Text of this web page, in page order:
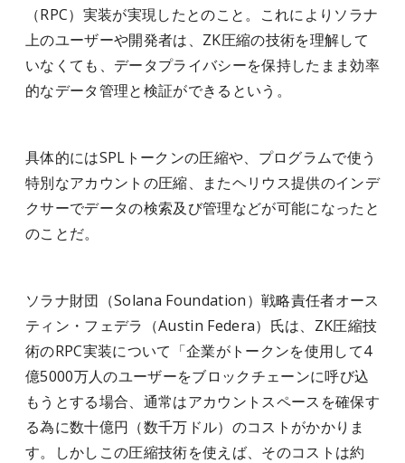
（RPC）実装が実現したとのこと。これによりソラナ
上のユーザーや開発者は、ZK圧縮の技術を理解して
いなくても、データプライバシーを保持したまま効率
的なデータ管理と検証ができるという。
具体的にはSPLトークンの圧縮や、プログラムで使う
特別なアカウントの圧縮、またヘリウス提供のインデ
クサーでデータの検索及び管理などが可能になったと
のことだ。
ソラナ財団（Solana Foundation）戦略責任者オース
ティン・フェデラ（Austin Federa）氏は、 ZK圧縮技
術のRPC実装について「企業がトークンを使用して4
億5000万人のユーザーをブロックチェーンに呼び込
もうとする場合、通常はアカウントスペースを確保す
る為に数十億円（数千万ドル）のコストがかかりま
す。しかしこの圧縮技術を使えば、そのコストは約